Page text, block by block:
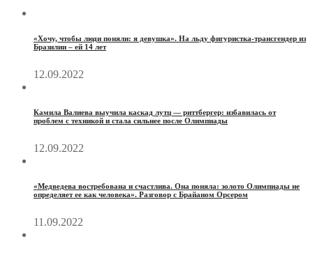
«Хочу, чтобы люди поняли: я девушка». На льду фигуристка-трансгендер из
Бразилии – ей 14 лет
12.09.2022
Камила Валиева выучила каскад лутц — риттбергер: избавилась от
проблем с техникой и стала сильнее после Олимпиады
12.09.2022
«Медведева востребована и счастлива. Она поняла: золото Олимпиады не
определяет ее как человека». Разговор с Брайаном Орсером
11.09.2022